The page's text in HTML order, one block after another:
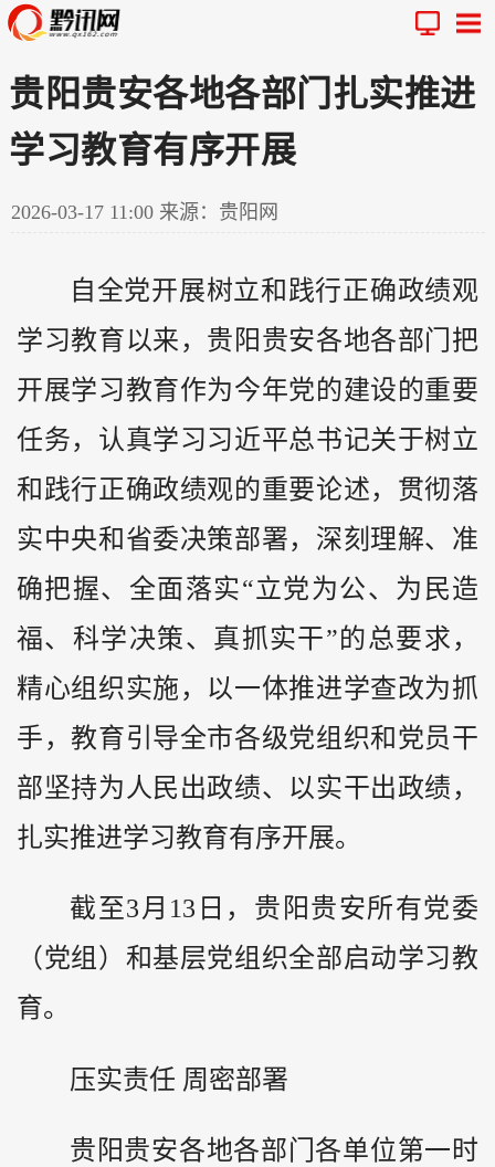
贵阳贵安各地各部门扎实推进
学习教育有序开展
2026-03-17 11:00 来源：贵阳网
自全党开展树立和践行正确政绩观
学习教育以来，贵阳贵安各地各部门把
开展学习教育作为今年党的建设的重要
任务，认真学习习近平总书记关于树立
和践行正确政绩观的重要论述，贯彻落
实中央和省委决策部署，深刻理解、准
确把握、全面落实“立党为公、为民造
福、科学决策、真抓实干”的总要求，
精心组织实施，以一体推进学查改为抓
手，教育引导全市各级党组织和党员干
部坚持为人民出政绩、以实干出政绩，
扎实推进学习教育有序开展。
截至3月13日，贵阳贵安所有党委
（党组）和基层党组织全部启动学习教
育。
压实责任 周密部署
贵阳贵安各地各部门各单位第一时